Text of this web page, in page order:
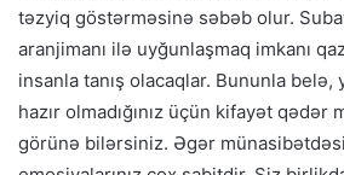
təzyiq göstərməsinə səbəb olur.
aranjimanı ilə uyğunlaşmaq imkanı
insanla tanış olacaqlar. Bununla
hazır olmadığınız üçün kifayət qədər
görünə bilərsiniz. Əgər